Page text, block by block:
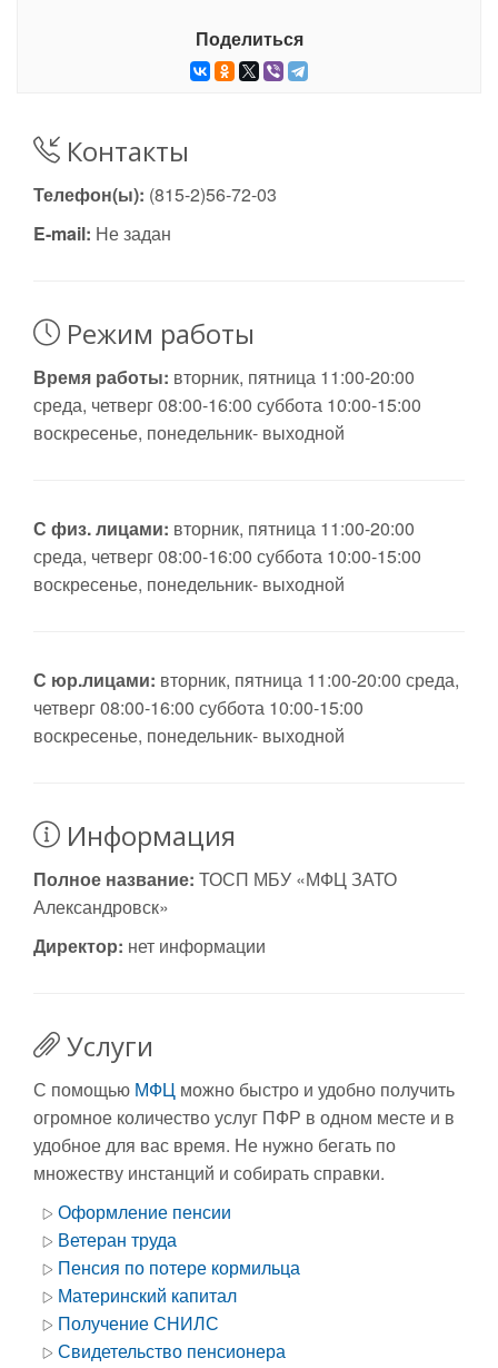
Поделиться
Контакты
Телефон(ы): (815-2)56-72-03
E-mail: Не задан
Режим работы
Время работы: вторник, пятница 11:00-20:00
среда, четверг 08:00-16:00 суббота 10:00-15:00
воскресенье, понедельник- выходной
С физ. лицами: вторник, пятница 11:00-20:00
среда, четверг 08:00-16:00 суббота 10:00-15:00
воскресенье, понедельник- выходной
С юр.лицами: вторник, пятница 11:00-20:00 среда,
четверг 08:00-16:00 суббота 10:00-15:00
воскресенье, понедельник- выходной
Информация
Полное название: ТОСП МБУ «МФЦ ЗАТО
Александровск»
Директор: нет информации
Услуги
С помощью МФЦ можно быстро и удобно получить
огромное количество услуг ПФР в одном месте и в
удобное для вас время. Не нужно бегать по
множеству инстанций и собирать справки.
Оформление пенсии
Ветеран труда
Пенсия по потере кормильца
Материнский капитал
Получение СНИЛС
Свидетельство пенсионера